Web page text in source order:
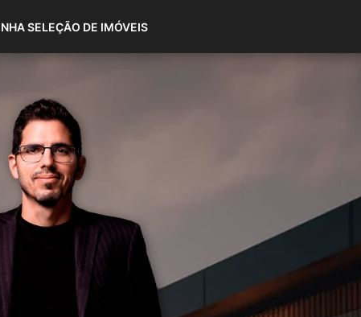
(87) 98808-1865
SELEÇÃO DE IMÓVEIS